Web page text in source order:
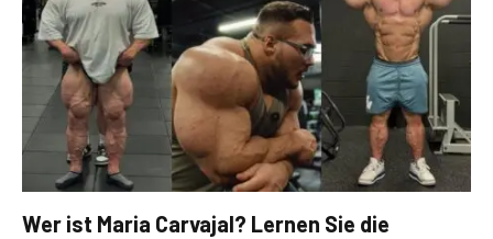
Wer ist Maria Carvajal? Lernen Sie die